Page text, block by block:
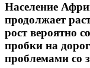
Население
продолжает
рост вероятно
пробки на
проблемами со